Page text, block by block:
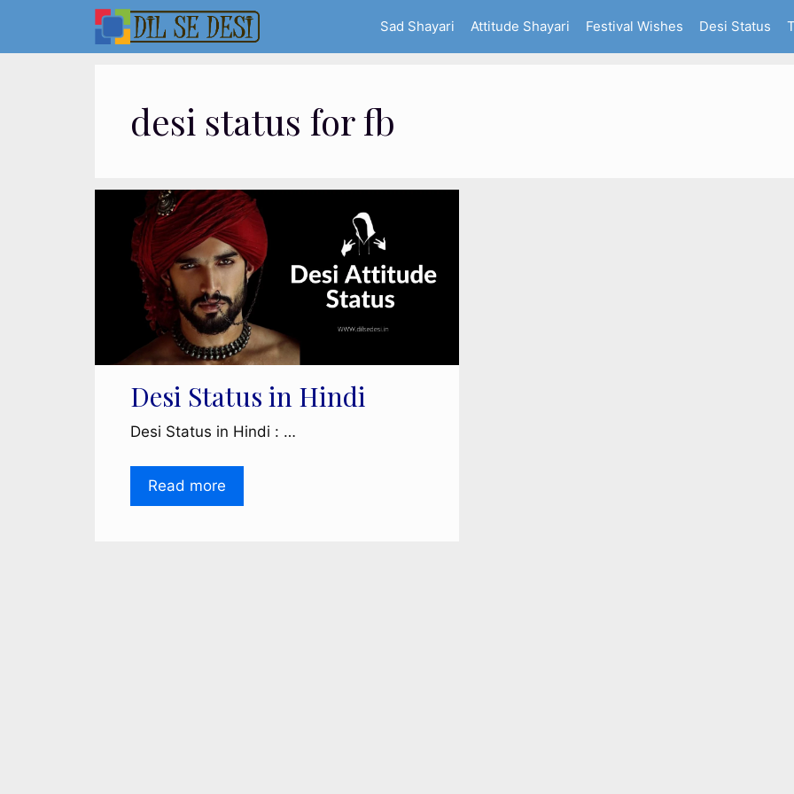
content
Sad Shayari Attitude Shayari Festival Wishes Desi Status
desi status for fb
Desi Status in Hindi
Desi Status in Hindi : …
Read more